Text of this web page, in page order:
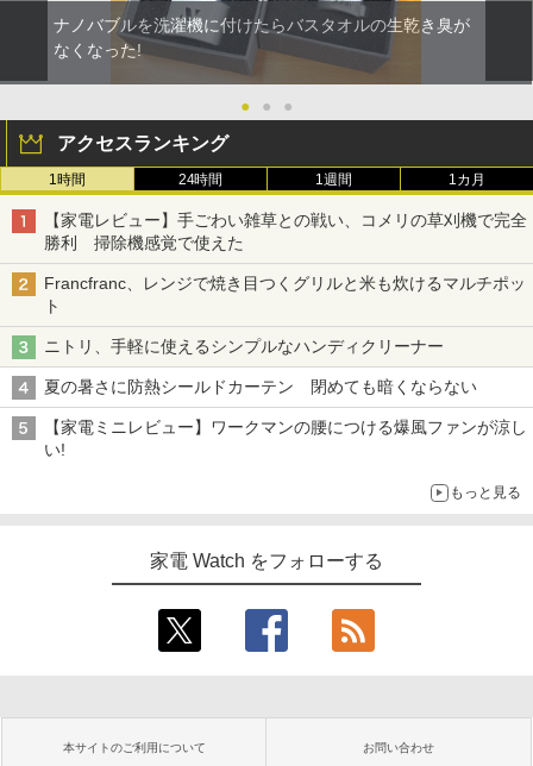
ナノバブルを洗濯機に付けたらバスタオルの生乾き臭が
なくなった!
● ● ●
アクセスランキング
1時間 24時間 1週間 1カ月
【家電レビュー】手ごわい雑草との戦い、コメリの草刈機で完全
勝利 掃除機感覚で使えた
Francfranc、レンジで焼き目つくグリルと米も炊けるマルチポッ
ト
ニトリ、手軽に使えるシンプルなハンディクリーナー
夏の暑さに防熱シールドカーテン 閉めても暗くならない
【家電ミニレビュー】ワークマンの腰につける爆風ファンが涼し
い!
もっと見る
家電 Watch をフォローする
本サイトのご利用について お問い合わせ